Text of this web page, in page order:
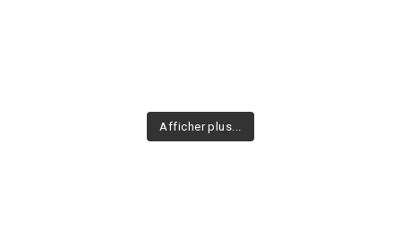
Afficher plus...